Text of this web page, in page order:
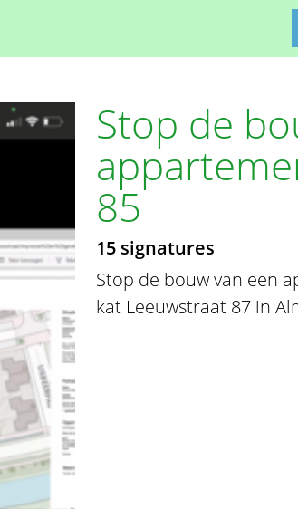
Stop de
85
15 signatures
Stop de bouw van een
kat Leeuwstraat 87 in